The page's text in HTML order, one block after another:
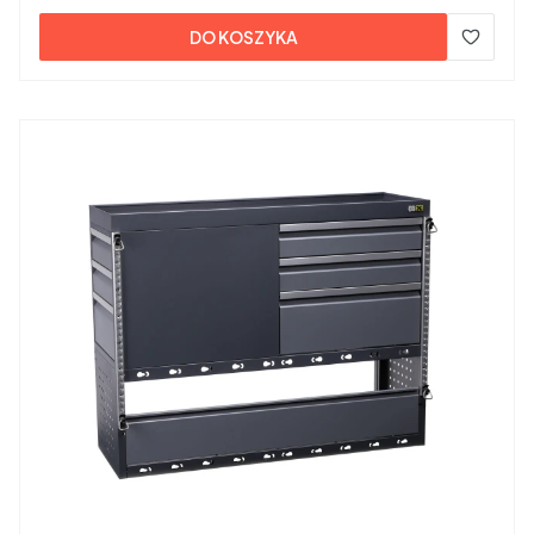
DO KOSZYKA